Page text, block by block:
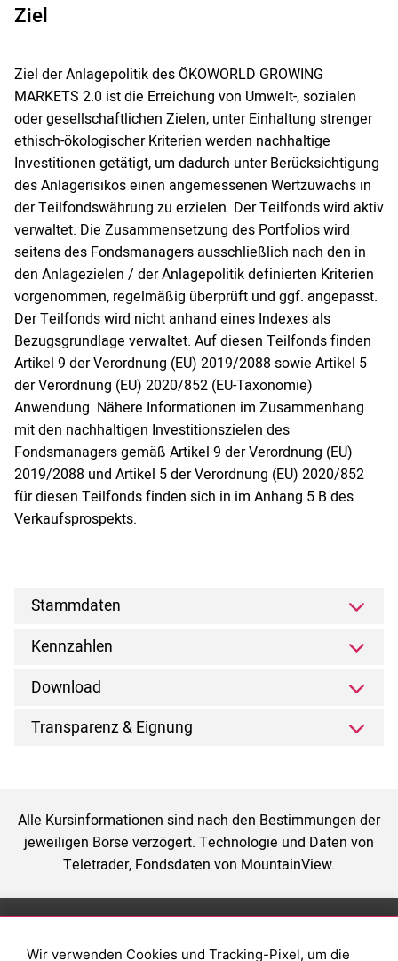
Ziel
Ziel der Anlagepolitik des ÖKOWORLD GROWING
MARKETS 2.0 ist die Erreichung von Umwelt-, sozialen
oder gesellschaftlichen Zielen, unter Einhaltung strenger
ethisch-ökologischer Kriterien werden nachhaltige
Investitionen getätigt, um dadurch unter Berücksichtigung
des Anlagerisikos einen angemessenen Wertzuwachs in
der Teilfondswährung zu erzielen. Der Teilfonds wird aktiv
verwaltet. Die Zusammensetzung des Portfolios wird
seitens des Fondsmanagers ausschließlich nach den in
den Anlagezielen / der Anlagepolitik definierten Kriterien
vorgenommen, regelmäßig überprüft und ggf. angepasst.
Der Teilfonds wird nicht anhand eines Indexes als
Bezugsgrundlage verwaltet. Auf diesen Teilfonds finden
Artikel 9 der Verordnung (EU) 2019/2088 sowie Artikel 5
der Verordnung (EU) 2020/852 (EU-Taxonomie)
Anwendung. Nähere Informationen im Zusammenhang
mit den nachhaltigen Investitionszielen des
Fondsmanagers gemäß Artikel 9 der Verordnung (EU)
2019/2088 und Artikel 5 der Verordnung (EU) 2020/852
für diesen Teilfonds finden sich in im Anhang 5.B des
Verkaufsprospekts.
Stammdaten
Kennzahlen
Download
Transparenz & Eignung
Alle Kursinformationen sind nach den Bestimmungen der
jeweiligen Börse verzögert. Technologie und Daten von
Teletrader, Fondsdaten von MountainView.
Wir verwenden Cookies und Tracking-Pixel, um die